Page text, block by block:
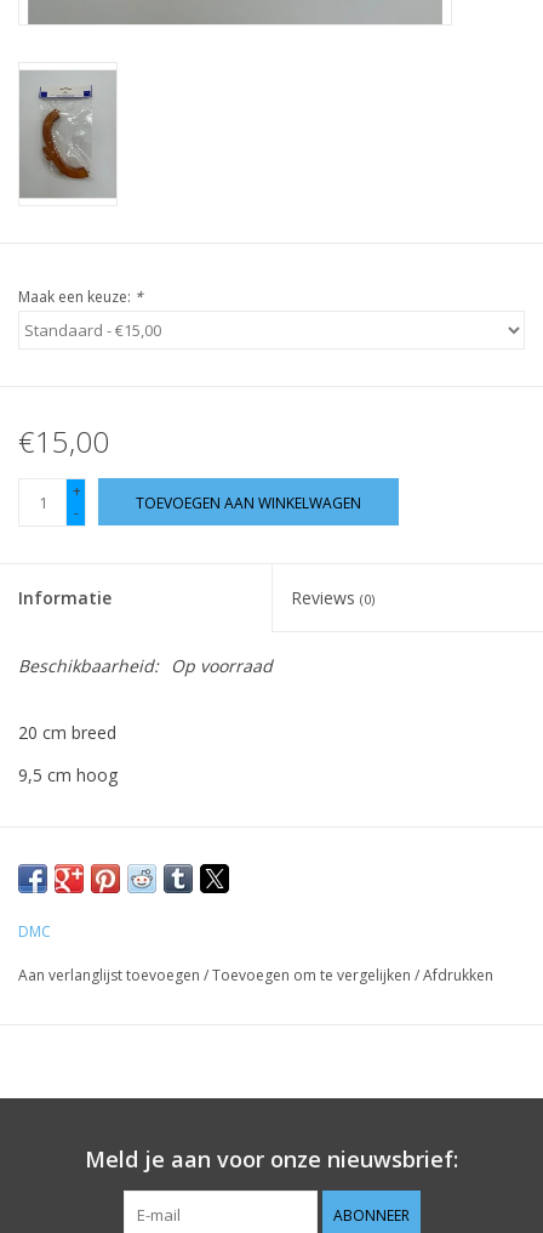
Cadeaubonnen
Guy's blog
Maak een keuze: *
€15,00
+
-
TOEVOEGEN AAN WINKELWAGEN
Informatie Reviews (0)
Beschikbaarheid: Op voorraad
20 cm breed
9,5 cm hoog
DMC
Aan verlanglijst toevoegen /Toevoegen om te vergelijken /Afdrukken
Meld je aan voor onze nieuwsbrief:
ABONNEER